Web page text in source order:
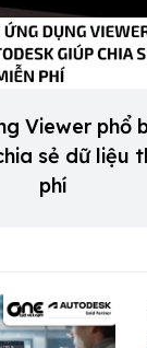
Viewer phổ
sẻ dữ liệu
phí